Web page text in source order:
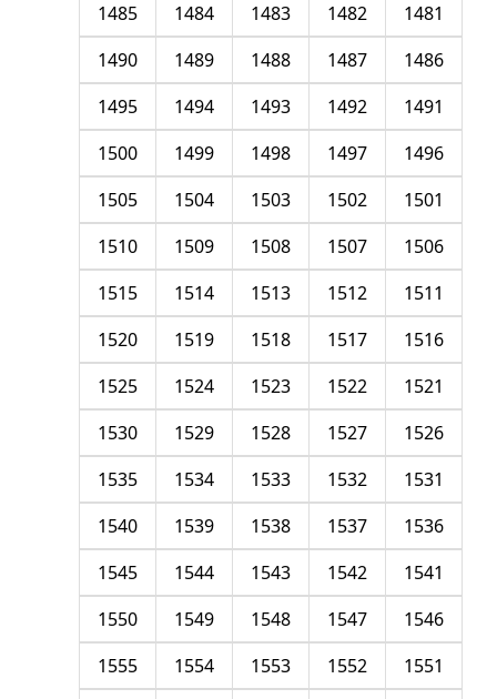
1481
1482
1483
1484
1485
1486
1487
1488
1489
1490
1491
1492
1493
1494
1495
1496
1497
1498
1499
1500
1501
1502
1503
1504
1505
1506
1507
1508
1509
1510
1511
1512
1513
1514
1515
1516
1517
1518
1519
1520
1521
1522
1523
1524
1525
1526
1527
1528
1529
1530
1531
1532
1533
1534
1535
1536
1537
1538
1539
1540
1541
1542
1543
1544
1545
1546
1547
1548
1549
1550
1551
1552
1553
1554
1555